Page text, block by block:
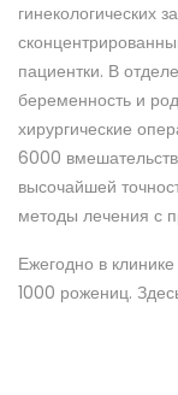
гинекологических
пациентки. В
беременность и
хирургические
6000
высочайшей
методы лечения с
Ежегодно в
1000 рожениц.